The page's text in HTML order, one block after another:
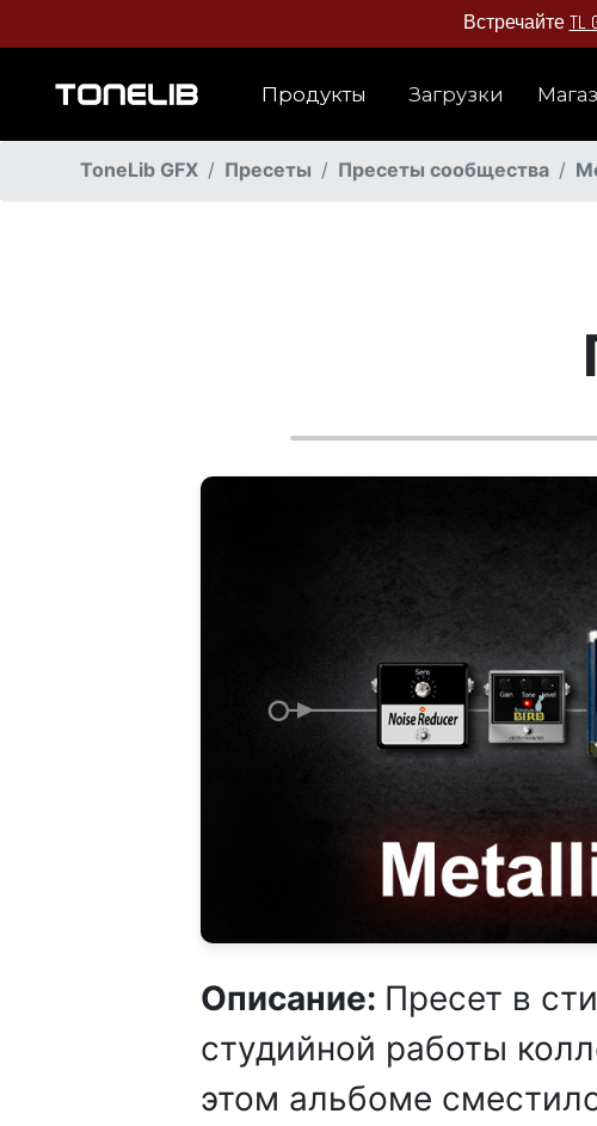
ВстречайтеTL
Продукты Загрузки
ToneLib GFX Пресеты Пресеты сообщества
Описание: Пресет в
студийной работы
этом альбоме